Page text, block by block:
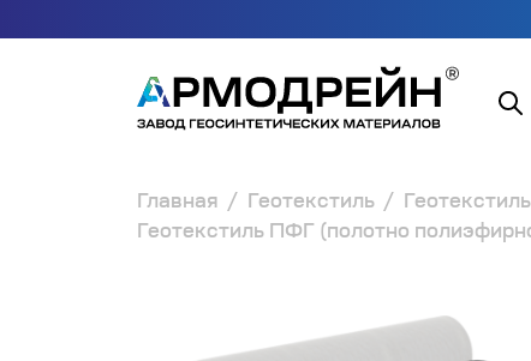
Главная Геотекстиль
Геотекстиль ПФГ (полотно